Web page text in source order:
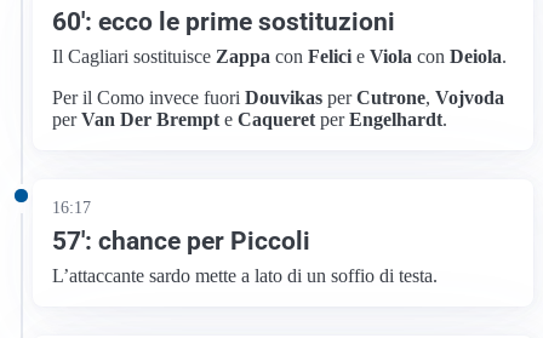
60′: ecco le prime sostituzioni
Il Cagliari sostituisce Zappa conFelici eViola conDeiola.
Per il Como invece fuoriDouvikas perCutrone,Vojvoda
perVan Der Brempt eCaqueret perEngelhardt.
16:17
57′: chance per Piccoli
L’attaccante sardo mette a lato di un soffio di testa.